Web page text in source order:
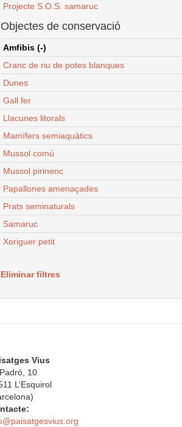
Projecte S.O.S. samaruc
Objectes de conservació
Amfibis (-)
Cranc de riu de potes blanques
Dunes
Gall fer
Llacunes litorals
Mamífers semiaquàtics
Mussol comú
Mussol pirinenc
Papallones amenaçades
Prats seminaturals
Samaruc
Xoriguer petit
Eliminar filtres
Vius
10
L’Esquirol